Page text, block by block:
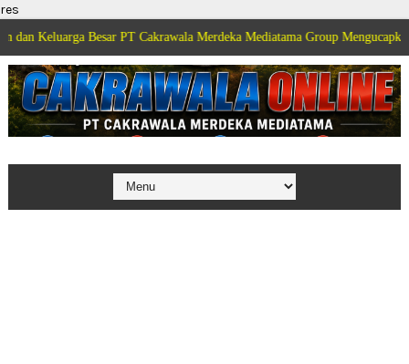
res
Besar PT Cakrawala Merdeka Mediatama Group Mengucapkan Selamat